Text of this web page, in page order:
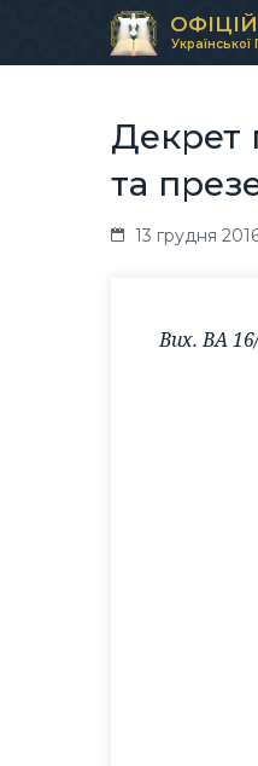
Декрет
та
13 грудня
Вих. ВА